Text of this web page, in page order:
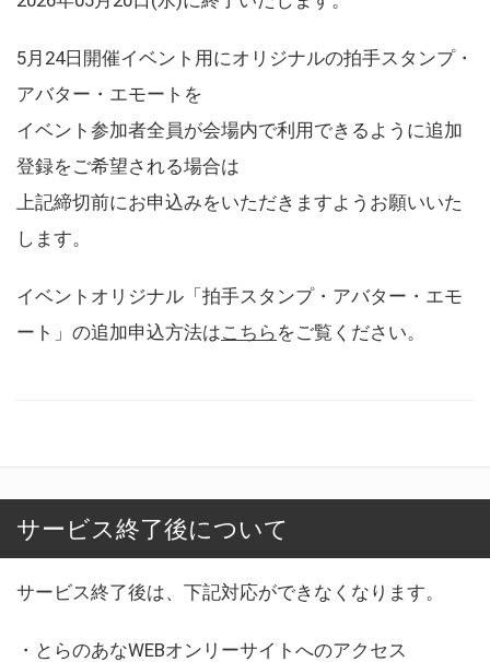
5月24日開催イベント用にオリジナルの拍手スタンプ・
アバター・エモートを
イベント参加者全員が会場内で利用できるように追加
登録をご希望される場合は
上記締切前にお申込みをいただきますようお願いいた
します。
イベントオリジナル「拍手スタンプ・アバター・エモ
ート」の追加申込方法はこちら をご覧ください。
サービス終了後について
サービス終了後は、下記対応ができなくなります。
・とらのあなWEBオンリーサイトへのアクセス